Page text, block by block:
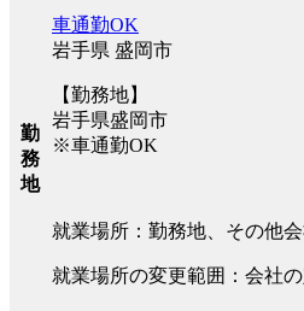
勤
務
地
車通勤OK
岩手県 盛岡市
【勤務地】
岩手県盛岡市
※車通勤OK
就業場所：勤務地、その他
就業場所の変更範囲：会社